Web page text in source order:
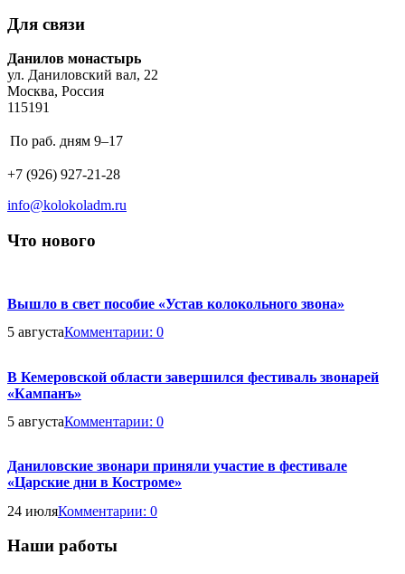
Для связи
Address:
Данилов монастырь
ул. Даниловский вал, 22
Москва, Россия
115191
Business
По раб. дням 9–17
Phone
+7 (926) 927-21-28
Email
info@kolokoladm.ru
Что нового
Вышло в свет пособие «Устав колокольного звона»
5 августаКомментарии: 0
В Кемеровской области завершился фестиваль звонарей
«Кампанъ»
5 августаКомментарии: 0
Даниловские звонари приняли участие в фестивале
«Царские дни в Костроме»
24 июляКомментарии: 0
Наши работы